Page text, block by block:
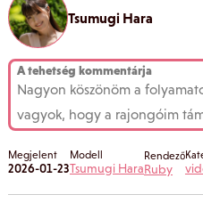
Tsumugi Hara
A tehetség kommentárja
Nagyon köszönöm a
vagyok, hogy a rajongóim
Megjelent
2026-01-23
Modell
Tsumugi Hara
Rendező
Ruby